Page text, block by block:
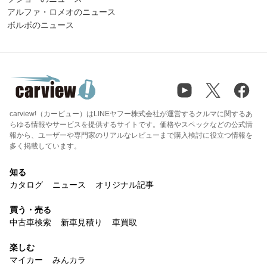
アルファ・ロメオのニュース
ボルボのニュース
carview!（カービュー）はLINEヤフー株式会社が運営するクルマに関するあ
らゆる情報やサービスを提供するサイトです。価格やスペックなどの公式情
報から、ユーザーや専門家のリアルなレビューまで購入検討に役立つ情報を
多く掲載しています。
知る
カタログ
ニュース オリジナル記事
買う・売る
中古車検索
新車見積り 車買取
楽しむ
マイカー
みんカラ